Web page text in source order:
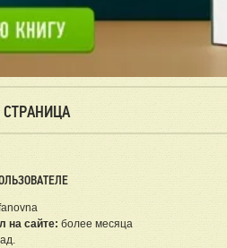
СТРАНИЦА
на сайте: более месяца